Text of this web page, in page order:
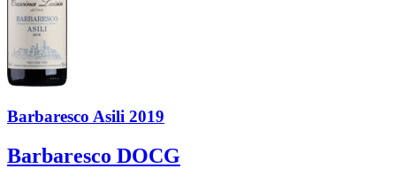
Barbaresco Asili 2019
Barbaresco DOCG